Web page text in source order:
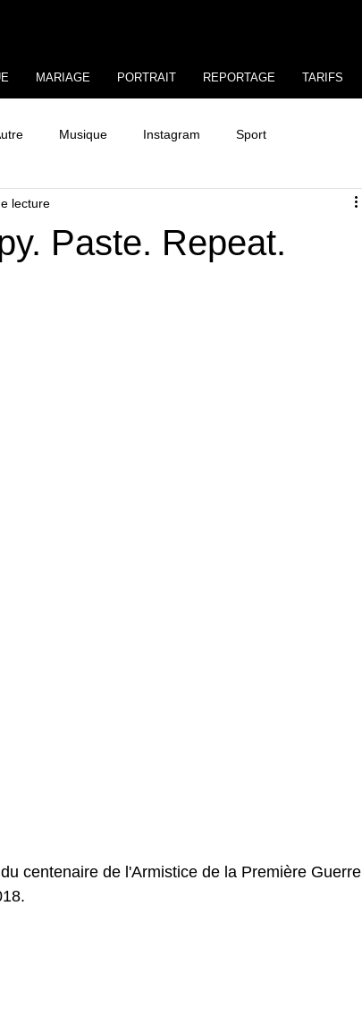
MARIAGE PORTRAIT REPORTAGE TARIFS
Musique Instagram Sport
Paste. Repeat.
lecture
centenaire de l'Armistice de la Première Guerre